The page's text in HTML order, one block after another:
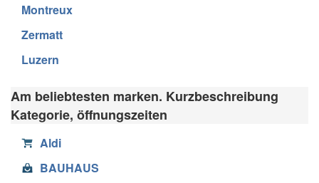
Montreux
Zermatt
Luzern
Am beliebtesten marken. Kurzbeschreibung
Kategorie, öffnungszeiten
Aldi
BAUHAUS